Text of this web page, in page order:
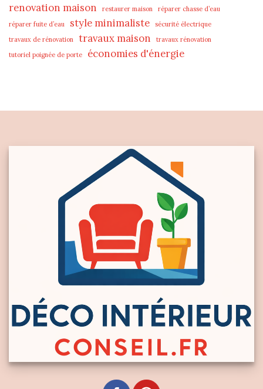
renovation maison restaurer maison
réparer chasse d’eau
réparer fuite d’eau
style minimaliste
sécurité électrique
travaux de rénovation
travaux maison
travaux rénovation
tutoriel poignée de porte
économies d'énergie